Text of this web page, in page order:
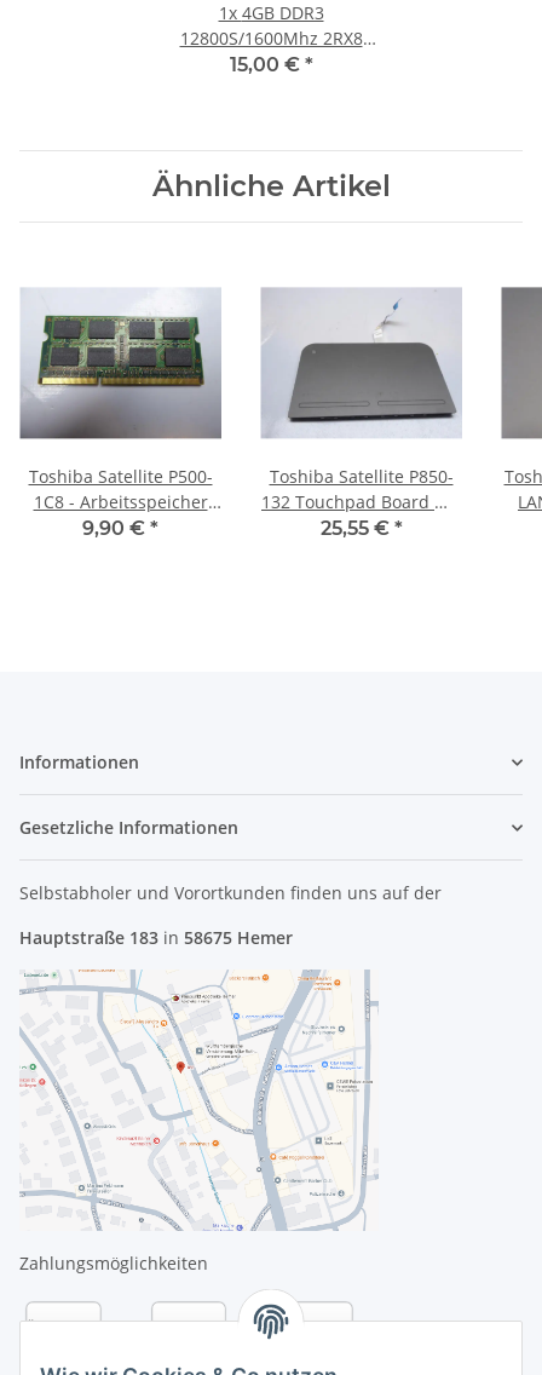
1x 4GB DDR3
12800S/1600Mhz 2RX8
Notebook SO-DIMM RAM
15,00 € *
Ähnliche Artikel
Toshiba Satellite P500-
1C8 - Arbeitsspeicher
2GB RAM Memory DDR3
9,90 € *
Toshiba Satellite P850-
132 Touchpad Board mit
Kabel 920-002215-03
25,55 € *
Informationen
Gesetzliche Informationen
Selbstabholer und Vorortkunden finden uns auf der
Hauptstraße 183 in 58675 Hemer
Zahlungsmöglichkeiten